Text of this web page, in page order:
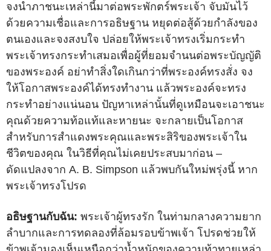
จงนำภาชนะเหล่านี้มาต่อพระพักตร์พระเจ้า จับมันไว้
ด้วยความเชื่อและการอธิษฐาน หยุดต่อสู้ด้วยกำลังของ
ตนเองและจงสงบใจ ปล่อยให้พระเจ้าทรงเริ่มกระทำ
พระเจ้าทรงกระทำเสมอเพื่อผู้ที่ยอมจำนนต่อพระบัญญัติ
ของพระองค์ อย่าทำสิ่งใดเกินกว่าที่พระองค์ทรงสั่ง จง
ให้โอกาสพระองค์ได้ทรงทำงาน แล้วพระองค์จะทรง
กระทำอย่างแน่นอน ปัญหาเหล่านั้นที่ดูเหมือนจะเอาชนะ
คุณด้วยความท้อแท้และหายนะ จะกลายเป็นโอกาส
สำหรับการสำแดงพระคุณและพระสิริของพระเจ้าใน
ชีวิตของคุณ ในวิธีที่คุณไม่เคยประสบมาก่อน –
ดัดแปลงจาก A. B. Simpson แล้วพบกันใหม่พรุ่งนี้ หาก
พระเจ้าทรงโปรด
อธิษฐานกับฉัน: พระเจ้าผู้ทรงรัก ในท่ามกลางความยาก
ลำบากและการทดลองที่ล้อมรอบข้าพเจ้า โปรดช่วยให้